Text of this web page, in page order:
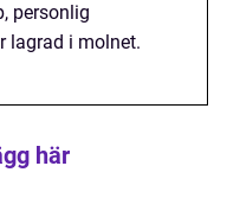
personlig
lagrad i molnet.
här